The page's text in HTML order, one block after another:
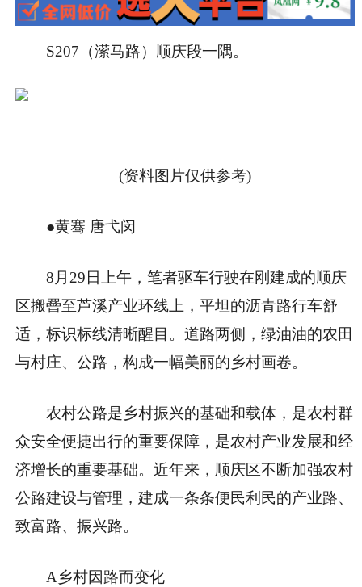
S207（潆马路）顺庆段一隅。
(资料图片仅供参考)
●黄骞 唐弋闵
8月29日上午，笔者驱车行驶在刚建成的顺庆
区搬罾至芦溪产业环线上，平坦的沥青路行车舒
适，标识标线清晰醒目。道路两侧，绿油油的农田
与村庄、公路，构成一幅美丽的乡村画卷。
农村公路是乡村振兴的基础和载体，是农村群
众安全便捷出行的重要保障，是农村产业发展和经
济增长的重要基础。近年来，顺庆区不断加强农村
公路建设与管理，建成一条条便民利民的产业路、
致富路、振兴路。
A乡村因路而变化